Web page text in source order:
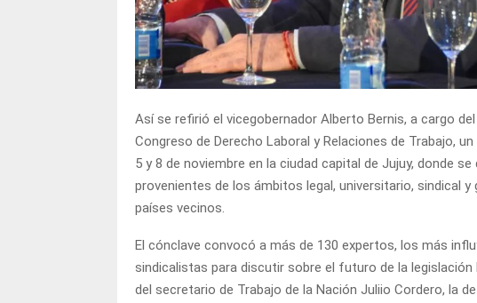
Así se refirió el vicegobernador Alberto Bernis, a cargo
Congreso de Derecho Laboral y Relaciones de Trabajo,
5 y 8 de noviembre en la ciudad capital de Jujuy, donde
provenientes de los ámbitos legal, universitario, sindical
países vecinos.
El cónclave convocó a más de 130 expertos, los más
sindicalistas para discutir sobre el futuro de la
del secretario de Trabajo de la Nación Juliio Cordero, la